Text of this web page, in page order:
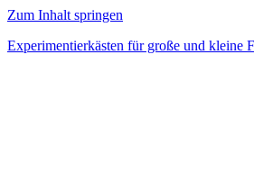
Zum Inhalt springen
Experimentierkästen für große und kleine